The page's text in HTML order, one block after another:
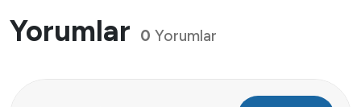
Yorumlar 0 Yorumlar